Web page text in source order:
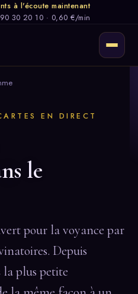
à l'écoute maintenant
30 20 10 · 0,60 €/min
EN DIRECT
le
pour la voyance par
Depuis
plus petite